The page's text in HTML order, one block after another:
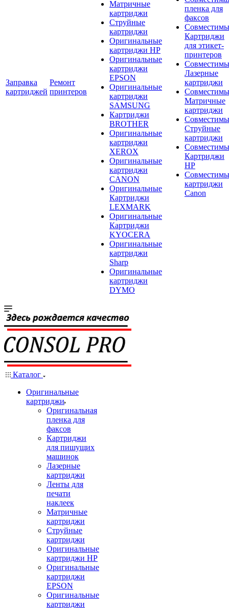
Заправка
картриджей
Ремонт
принтеров
Матричные
картриджи
Струйные
картриджи
Оригинальные
картриджи HP
Оригинальные
картриджи
EPSON
Оригинальные
картриджи
SAMSUNG
Картриджи
BROTHER
Оригинальные
картриджи
XEROX
Оригинальные
картриджи
CANON
Оригинальные
Картриджи
LEXMARK
Оригинальные
Картриджи
KYOCERA
Оригинальные
картриджи
Sharp
Оригинальные
картриджи
DYMO
пленка для
факсов
Картриджи
для этикет-
принтеров
Лазерные
картриджи
Матричные
картриджи
Струйные
картриджи
Картриджи
HP
картриджи
Canon
Каталог
Оригинальные
картриджи
Оригинальная
пленка для
факсов
Картриджи
для пишущих
машинок
Лазерные
картриджи
Ленты для
печати
наклеек
Матричные
картриджи
Струйные
картриджи
Оригинальные
картриджи HP
Оригинальные
картриджи
EPSON
Оригинальные
картриджи